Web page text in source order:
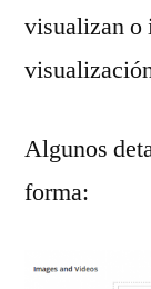
visualizan o
Algunos
forma: